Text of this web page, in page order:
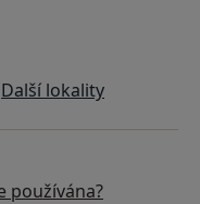
Další lokality
používána?